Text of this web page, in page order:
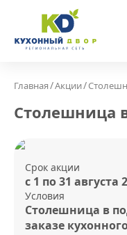
Главная/Акции/
Столешница
Срок акции
с 1 по 31 августа
Условия
Столешница в
заказе